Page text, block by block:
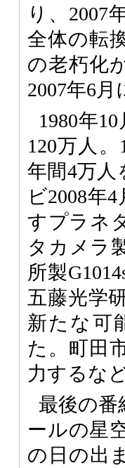
り、2007
全体の転
の老朽化
2007年6月
1980年
120万人
年間4万
ビ2008年
すプラネ
タカメラ
所製
五藤光学
新たな可
た。町田
力するな
最後の番
ールの星
の日の出